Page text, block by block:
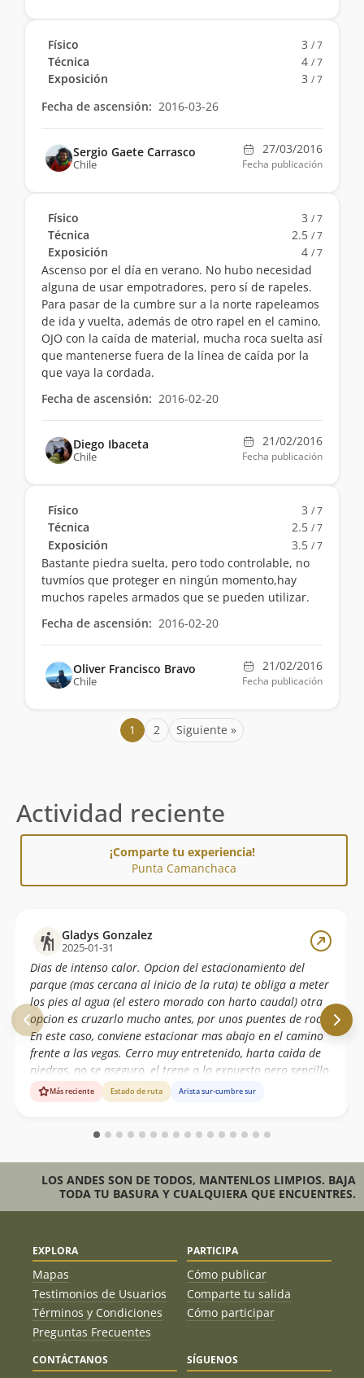
Físico 3 / 7
Técnica 4 / 7
Exposición 3 / 7
Fecha de ascensión: 2016-03-26
Sergio Gaete Carrasco
Chile
27/03/2016
Fecha publicación
Físico 3 / 7
Técnica 2.5 / 7
Exposición 4 / 7
Ascenso por el día en verano. No hubo necesidad
alguna de usar empotradores, pero sí de rapeles.
Para pasar de la cumbre sur a la norte rapeleamos
de ida y vuelta, además de otro rapel en el camino.
OJO con la caída de material, mucha roca suelta así
que mantenerse fuera de la línea de caída por la
que vaya la cordada.
Fecha de ascensión: 2016-02-20
Diego Ibaceta
Chile
21/02/2016
Fecha publicación
Físico 3 / 7
Técnica 2.5 / 7
Exposición 3.5 / 7
Bastante piedra suelta, pero todo controlable, no
tuvmíos que proteger en ningún momento,hay
muchos rapeles armados que se pueden utilizar.
Fecha de ascensión: 2016-02-20
Oliver Francisco Bravo
Chile
21/02/2016
Fecha publicación
1 2 Siguiente »
Actividad reciente
¡Comparte tu experiencia!
Punta Camanchaca
Gladys Gonzalez
2025-01-31
Dias de intenso calor. Opcion del estacionamiento del
parque (mas cercana al inicio de la ruta) te obliga a meter
los pies al agua (el estero morado con harto caudal) otra
opcion es cruzarlo mucho antes, por unos puentes de roca.
En este caso, conviene estacionar mas abajo en el camino
frente a las vegas. Cerro muy entretenido, harta caida de
piedras, no se aseguro, el trepe a la expuesto pero sencillo.
Dos rapeles en la bajada.
Más reciente Estado de ruta Arista sur-cumbre sur
LOS ANDES SON DE TODOS, MANTENLOS LIMPIOS. BAJA
TODA TU BASURA Y CUALQUIERA QUE ENCUENTRES.
EXPLORA
Mapas
Testimonios de Usuarios
Términos y Condiciones
Preguntas Frecuentes
PARTICIPA
Cómo publicar
Comparte tu salida
Cómo participar
CONTÁCTANOS SÍGUENOS